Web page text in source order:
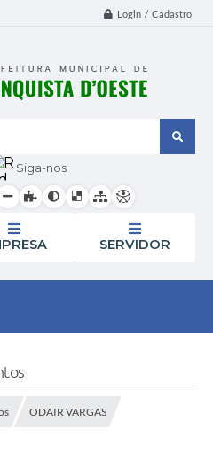
Login / Cadastro
Siga-nos
SERVIDOR
ODAIR VARGAS